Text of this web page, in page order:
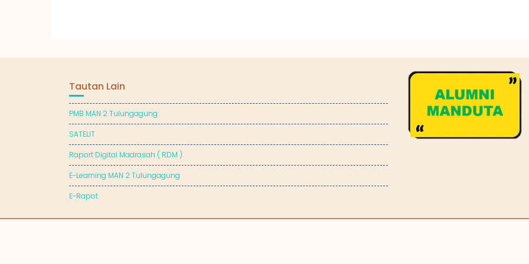
Tautan Lain
PMB MAN 2 Tulungagung
SATELIT
Raport Digital Madrasah ( RDM )
E-Learning MAN 2 Tulungagung
E-Rapot